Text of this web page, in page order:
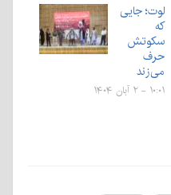
لوت؛ جایی
که
سکوتش
حرف
می‌زند
۱۰:۰۱ - ۲ آبان ۱۴۰۴